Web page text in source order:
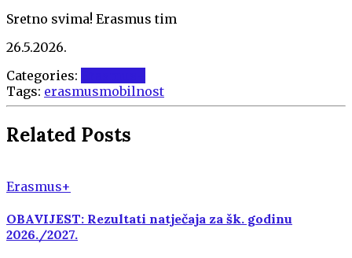
Sretno svima! Erasmus tim
26.5.2026.
Categories:
Tags: erasmusmobilnost
Related Posts
Erasmus+
OBAVIJEST: Rezultati natječaja za šk. godinu
2026./2027.